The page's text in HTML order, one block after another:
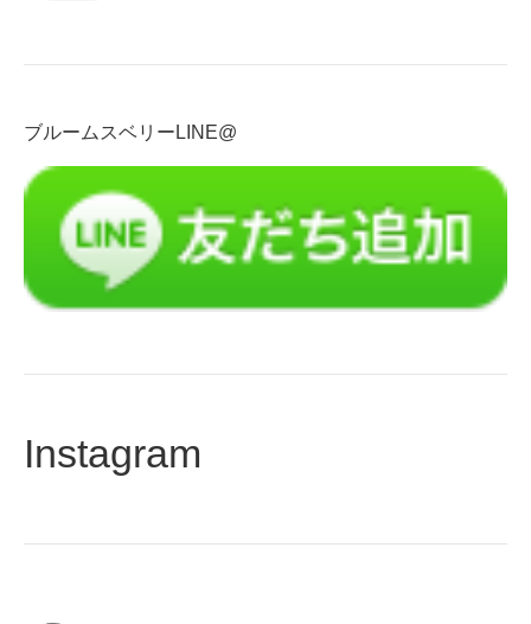
ス
入
ブルームスベリーLINE@
Instagram